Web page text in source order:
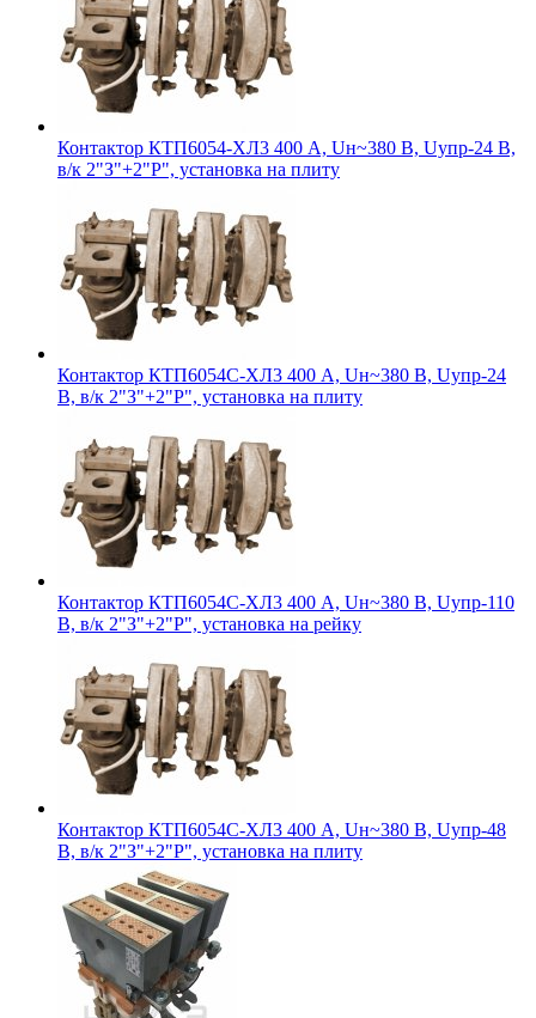
Контактор КТП6054-ХЛ3 400 А, Uн~380 В, Uупр-24 В,
в/к 2"З"+2"Р", установка на плиту
Контактор КТП6054С-ХЛ3 400 А, Uн~380 В, Uупр-24
В, в/к 2"З"+2"Р", установка на плиту
Контактор КТП6054С-ХЛ3 400 А, Uн~380 В, Uупр-110
В, в/к 2"З"+2"Р", установка на рейку
Контактор КТП6054С-ХЛ3 400 А, Uн~380 В, Uупр-48
В, в/к 2"З"+2"Р", установка на плиту